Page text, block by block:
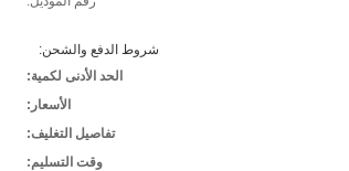
شروط الدفع والشحن:
الحد الأدنى لكمية:
الأسعار:
تفاصيل التغليف:
وقت التسليم: